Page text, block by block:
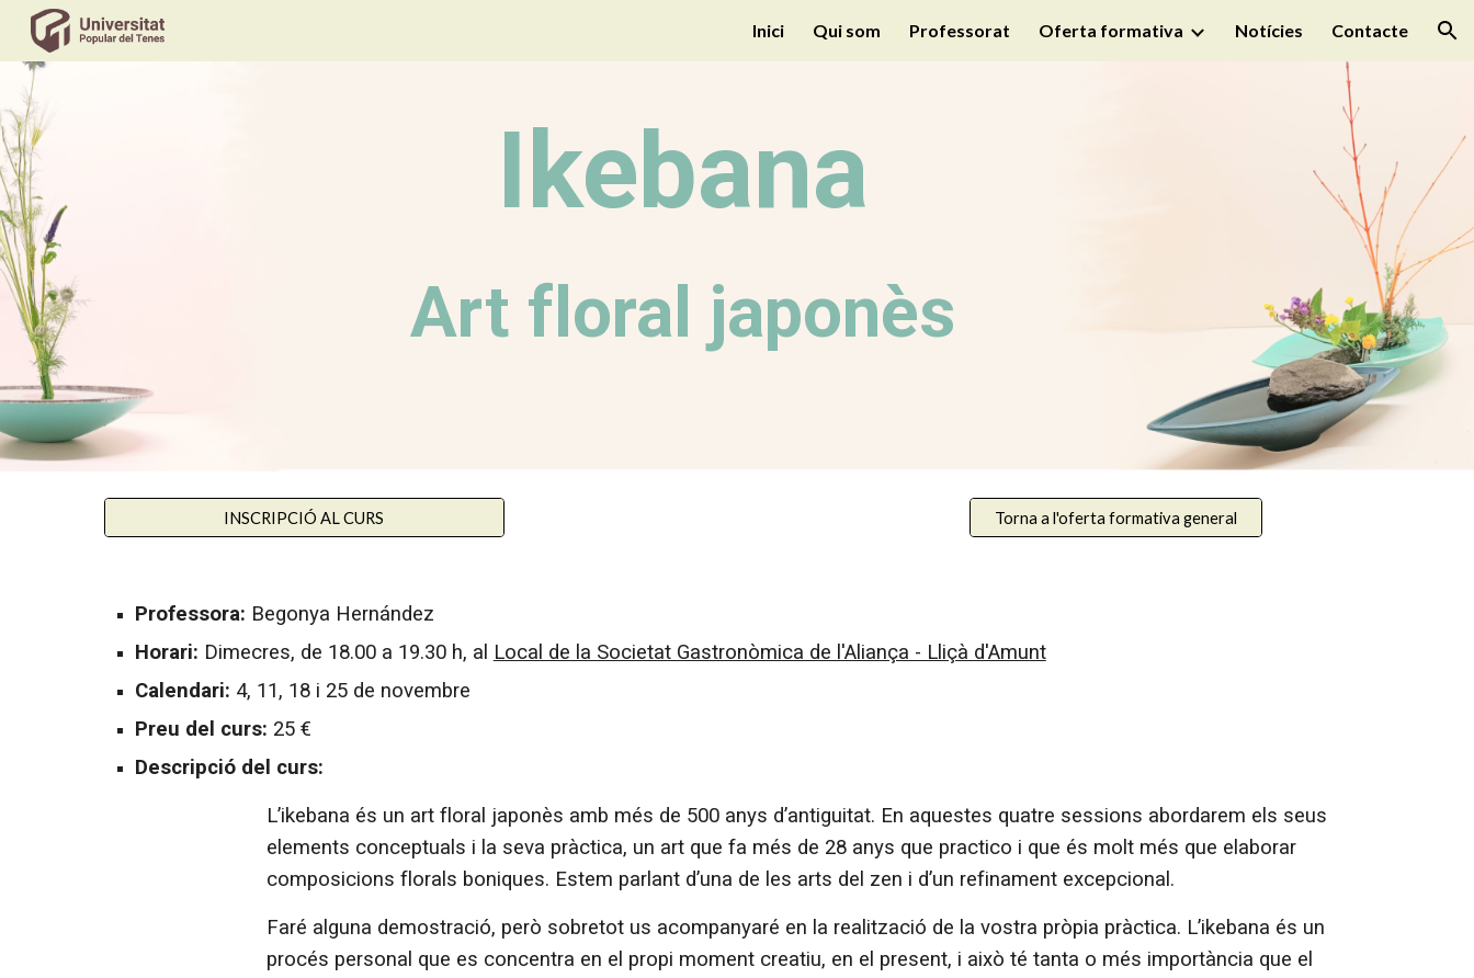
Skip to navigation
Inici Qui som Professorat Oferta formativa Notícies Contacte
Ikebana
Art floral japonès
INSCRIPCIÓ AL CURS Torna a l'oferta formativa general
Professora: Begonya Hernández
Horari: Dimecres, de 18.00 a 19.30 h, al Local de la Societat Gastronòmica de l'Aliança - Lliçà d'Amunt
Calendari: 4, 11, 18i 25 de novembre
Preu del curs: 25 €
Descripció del curs:
L’ikebana és un art floral japonès amb més de 500 anys d’antiguitat. En aquestes quatre sessions abordarem els seus
elements conceptuals i la seva pràctica, un art que fa més de 28 anys que practico i que és molt més que elaborar
composicions florals boniques. Estem parlant d’una de les arts del zen i d’un refinament excepcional.
Faré alguna demostració, però sobretot us acompanyaré en la realització de la vostra pròpia pràctica. L’ikebana és un
procés personal que es concentra en el propi moment creatiu, en el present, i això té tanta o més importància que el